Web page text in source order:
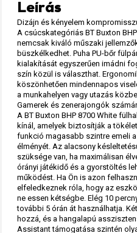
Leírás
Dizájn és kényelem
A csúcskategóriás BT Buxton
nemcsak kiváló műszaki
büszkélkedhet. Puha PU-bőr
kialakítását egyszerűen imádni
szín közül is választhat.
köszönhetően mindennapos
a munkahelyen vagy utazás
Gamerek és zenerajongók
A BT Buxton BHP 8700 White
kínál, amelyek biztosítják a
funkció magasabb szintre emeli
élményét. Az alacsony
szüksége van, ha maximálisan
órányi játékidő és a gyorstöltés
működést. Ha Ön is azon
elfeledkeznek róla, hogy az
ne essen kétségbe. Elég 10
további 5 órán át használhatja.
hozzá, és a hangalapú
Assistant támogatása szintén